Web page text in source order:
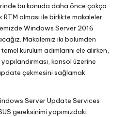
bu konuda daha önce çokça
RTM olması ile birlikte makaleler
Windows Server 2016
Makalemiz iki bölümden
kurulum adımlarını ele alırken,
konsol üzerine
çekmesini sağlamak
Server Update Services
gereksinimi yapımızdaki